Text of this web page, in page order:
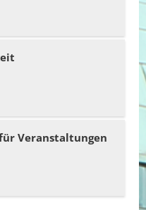
Veranstaltungen